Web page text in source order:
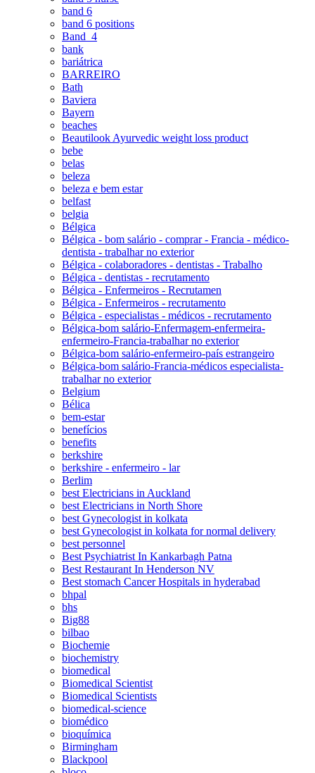
band 6
band 6 positions
Band_4
bank
bariátrica
BARREIRO
Bath
Baviera
Bayern
beaches
Beautilook Ayurvedic weight loss product
bebe
belas
beleza
beleza e bem estar
belfast
belgia
Bélgica
Bélgica - bom salário - comprar - Francia - médico-
dentista - trabalhar no exterior
Bélgica - colaboradores - dentistas - Trabalho
Bélgica - dentistas - recrutamento
Bélgica - Enfermeiros - Recrutamen
Bélgica - Enfermeiros - recrutamento
Bélgica - especialistas - médicos - recrutamento
Bélgica-bom salário-Enfermagem-enfermeira-
enfermeiro-Francia-trabalhar no exterior
Bélgica-bom salário-enfermeiro-país estrangeiro
Bélgica-bom salário-Francia-médicos especialista-
trabalhar no exterior
Belgium
Bélica
bem-estar
benefícios
benefits
berkshire
berkshire - enfermeiro - lar
Berlim
best Electricians in Auckland
best Electricians in North Shore
best Gynecologist in kolkata
best Gynecologist in kolkata for normal delivery
best personnel
Best Psychiatrist In Kankarbagh Patna
Best Restaurant In Henderson NV
Best stomach Cancer Hospitals in hyderabad
bhpal
bhs
Big88
bilbao
Biochemie
biochemistry
biomedical
Biomedical Scientist
Biomedical Scientists
biomedical-science
biomédico
bioquímica
Birmingham
Blackpool